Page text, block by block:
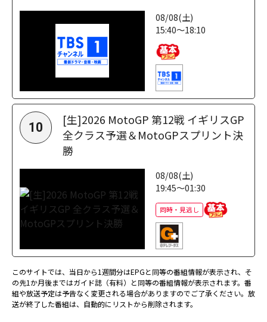
08/08(土)
15:40～18:10
10
[生]2026 MotoGP 第12戦 イギリスGP
全クラス予選＆MotoGPスプリント決
勝
08/08(土)
19:45～01:30
同時・見逃し
このサイトでは、当日から1週間分はEPGと同等の番組情報が表示され、そ
の先1か月後まではガイド誌（有料）と同等の番組情報が表示されます。番
組や放送予定は予告なく変更される場合がありますのでご了承ください。放
送が終了した番組は、自動的にリストから削除されます。